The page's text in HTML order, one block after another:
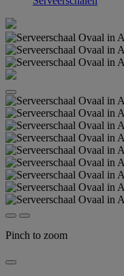
Pinch to zoom